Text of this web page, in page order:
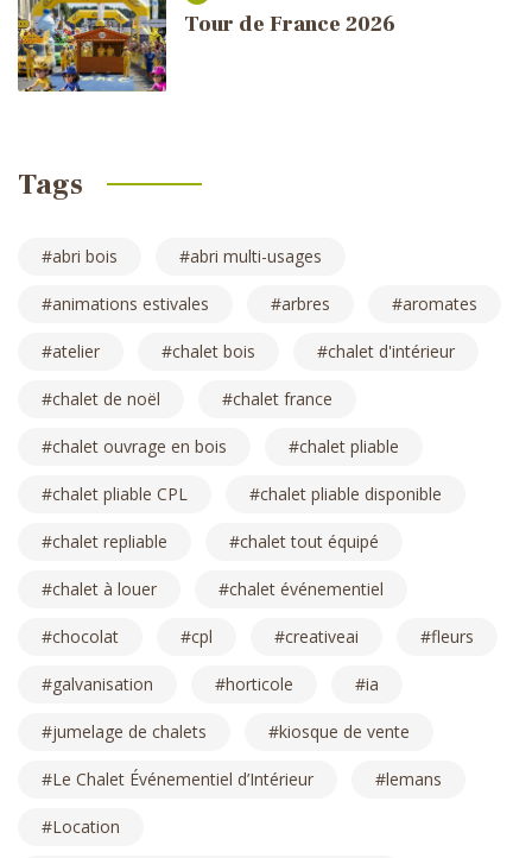
Tour de France 2026
Tags
abri bois abri multi-usages
animations estivales arbres aromates
atelier chalet bois chalet d'intérieur
chalet de noël chalet france
chalet ouvrage en bois chalet pliable
chalet pliable CPL chalet pliable disponible
chalet repliable chalet tout équipé
chalet à louer chalet événementiel
chocolat cpl creativeai fleurs
galvanisation horticole ia
jumelage de chalets kiosque de vente
Le Chalet Événementiel d’Intérieur lemans
Location